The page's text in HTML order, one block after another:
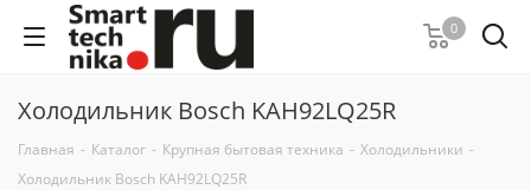
0
Холодильник Bosch KAH92LQ25R
Главная - Каталог - Крупная бытовая техника - Холодильники -
Холодильник Bosch KAH92LQ25R